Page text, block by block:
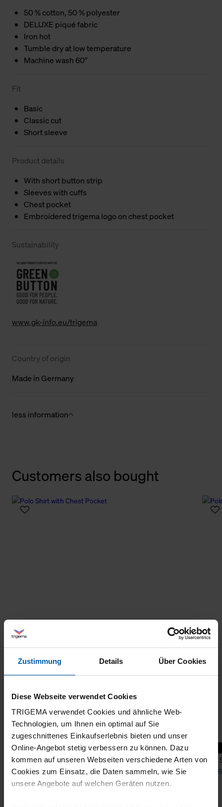
Zustimmung Details Über Cookies
Diese Webseite verwendet Cookies
TRIGEMA verwendet Cookies und ähnliche Web-
Technologien, um Ihnen ein optimal auf Sie
zugeschnittenes Einkaufserlebnis bieten und unser
Online-Angebot stetig verbessern zu können. Dazu
kommen auf unseren Webseiten verschiedene Arten von
Cookies zum Einsatz, die Daten sammeln, wie Sie
unsere Angebote auf welchen Geräten nutzen.
50 % cotton, 50 % polyester
DELUXE piqué fabric
Iron hot
Tumble dry at low temperature
Machine wash 60°
Fit
Basic
Classic cut
Short sleeve
Product details
With short button strip
Sleeves with cuffs
Chest pocket
Embroidered trigema logo on chest pocket
Sustainability
www.gk-info.eu/trigema
Country of origin
Made in Germany
less information
Customers also bought
+11
Polo Shirt with Chest Pocket
from 65,80 €
Polo
from